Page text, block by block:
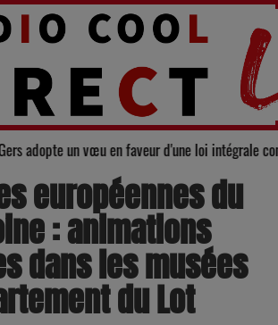
du Gers adopte un vœu en faveur d'une loi
européennes du
: animations
dans les musées
du Lot